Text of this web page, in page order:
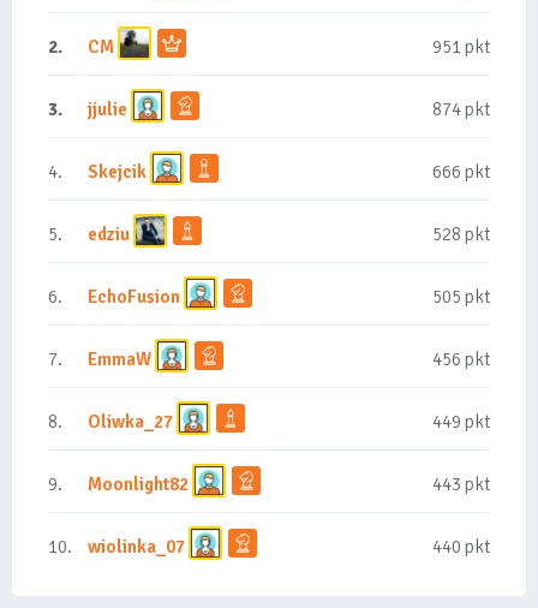
2. CM 951 pkt
3. jjulie 874 pkt
4. Skejcik 666 pkt
5. edziu 528 pkt
6. EchoFusion 505 pkt
7. EmmaW 456 pkt
8. Oliwka_27 449 pkt
9. Moonlight82 443 pkt
10. wiolinka_07 440 pkt